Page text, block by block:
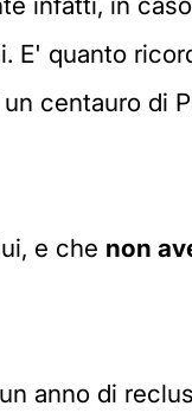
quanto
centauro di
e che non
anno di